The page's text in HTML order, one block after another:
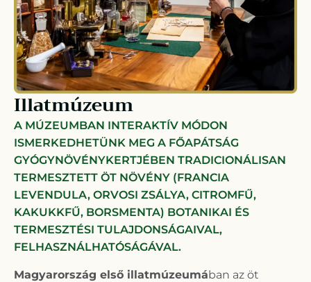
Illatmúzeum
A MÚZEUMBAN INTERAKTÍV MÓDON
ISMERKEDHETÜNK MEG A FŐAPÁTSÁG
GYÓGYNÖVÉNYKERTJÉBEN TRADICIONÁLISAN
TERMESZTETT ÖT NÖVÉNY (FRANCIA
LEVENDULA, ORVOSI ZSÁLYA, CITROMFŰ,
KAKUKKFŰ, BORSMENTA) BOTANIKAI ÉS
TERMESZTÉSI TULAJDONSÁGAIVAL,
FELHASZNÁLHATÓSÁGÁVAL.
Magyarország első illatmúzeumában az öt